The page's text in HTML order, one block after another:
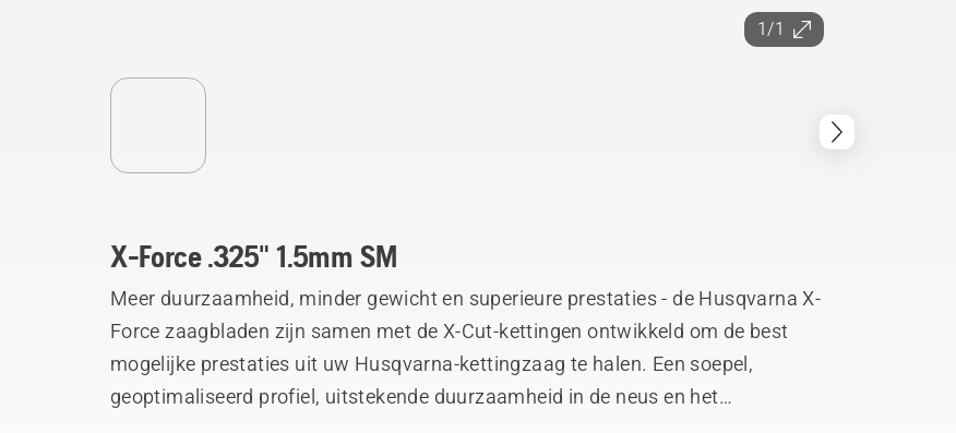
1/1
X-Force .325" 1.5mm SM
Meer duurzaamheid, minder gewicht en superieure prestaties - de Husqvarna X-
Force zaagbladen zijn samen met de X-Cut-kettingen ontwikkeld om de best
mogelijke prestaties uit uw Husqvarna-kettingzaag te halen. Een soepel,
geoptimaliseerd profiel, uitstekende duurzaamheid in de neus en het